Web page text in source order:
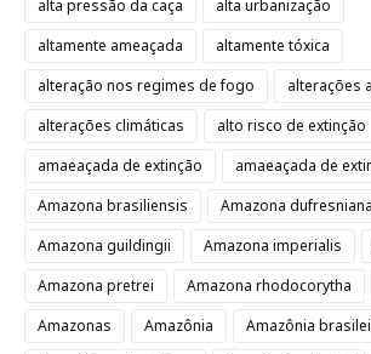
alta pressão da caça
alta urbanização
altamente ameaçada
altamente tóxica
alteração nos regimes de fogo
alterações
alterações climáticas
alto risco de extinção
amaeaçada de extinção
amaeaçada de
Amazona brasiliensis
Amazona dufresniana
Amazona guildingii
Amazona imperialis
Amazona pretrei
Amazona rhodocorytha
Amazonas
Amazônia
Amazônia